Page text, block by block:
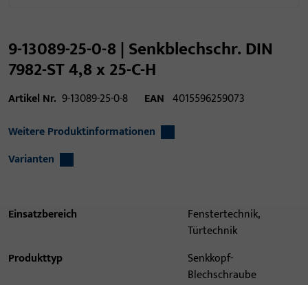
9-13089-25-0-8 | Senkblechschr. DIN
7982-ST 4,8 x 25-C-H
Artikel Nr. 9-13089-25-0-8 EAN 4015596259073
Weitere Produktinformationen
Varianten
Einsatzbereich
Fenstertechnik,
Türtechnik
Produkttyp
Senkkopf-
Blechschraube